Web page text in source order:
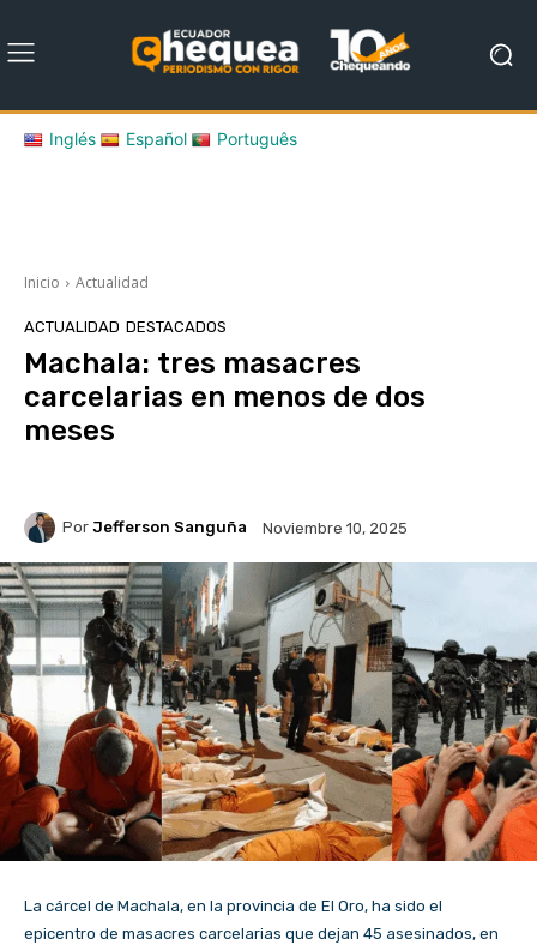
Inglés Español Português
Inicio Actualidad
ACTUALIDAD DESTACADOS
Machala: tres masacres
carcelarias en menos de dos
meses
Por Jefferson Sanguña Noviembre 10, 2025
La cárcel de Machala, en la provincia de El Oro, ha sido el
epicentro de masacres carcelarias que dejan 45 asesinados, en